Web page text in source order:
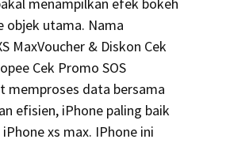
menampilkan efek bokeh
objek utama. Nama
MaxVoucher & Diskon Cek
Cek Promo SOS
memproses data bersama
efisien, iPhone paling baik
xs max. IPhone ini